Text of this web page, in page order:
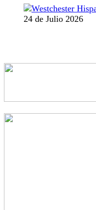
24 de Julio 2026